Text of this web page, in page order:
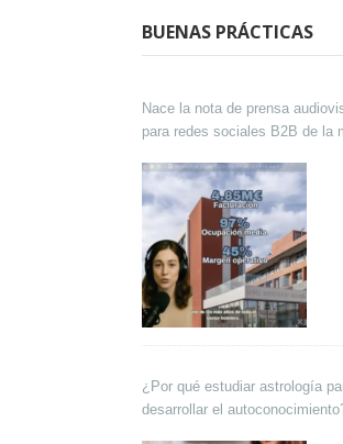
BUENAS PRÁCTICAS
Nace la nota de prensa
para redes sociales B2B de la
¿Por qué estudiar astrología
desarrollar el